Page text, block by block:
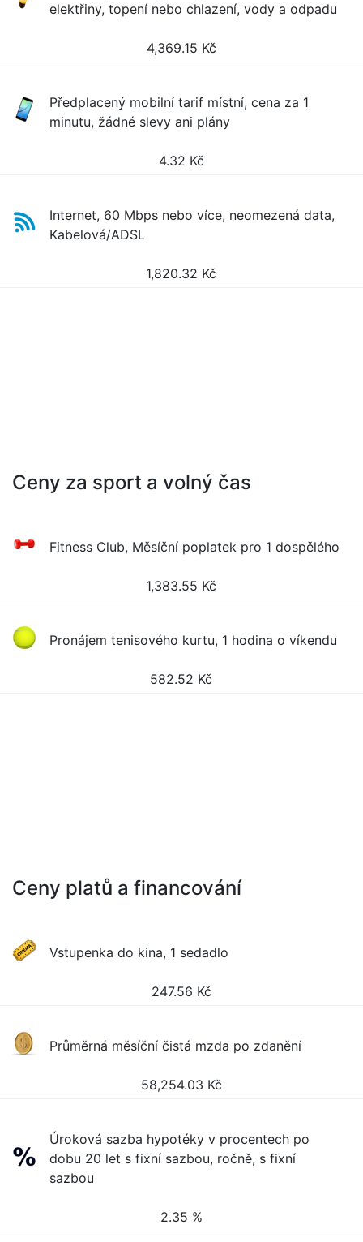
elektřiny, topení nebo chlazení, vody a odpadu
4,369.15 Kč
Předplacený mobilní tarif místní, cena za 1
minutu, žádné slevy ani plány
4.32 Kč
Internet, 60 Mbps nebo více, neomezená data,
Kabelová/ADSL
1,820.32 Kč
Ceny za sport a volný čas
Fitness Club, Měsíční poplatek pro 1 dospělého
1,383.55 Kč
Pronájem tenisového kurtu, 1 hodina o víkendu
582.52 Kč
Ceny platů a financování
Vstupenka do kina, 1 sedadlo
247.56 Kč
Průměrná měsíční čistá mzda po zdanění
58,254.03 Kč
Úroková sazba hypotéky v procentech po
dobu 20 let s fixní sazbou, ročně, s fixní
sazbou
2.35 %